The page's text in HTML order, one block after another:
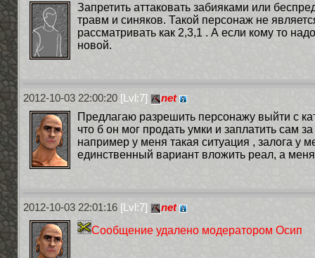
Запретить аттаковать забияками или
травм и синяков. Такой персонаж не
рассматривать как 2,3,1 . А если кому то
новой.
2012-10-03 22:00:20[Lvl:7]
net
Предлагаю разрешить персонажу выйти с
что б он мог продать умки и заплатить сам
например у меня такая ситуация , залога у
единственный вариант вложить реал, а
2012-10-03 22:01:16[Lvl:7]
net
Сообщение удалено модератором Осип